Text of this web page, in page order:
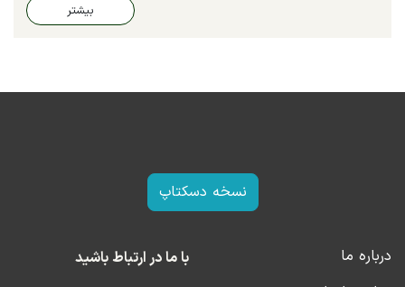
بیشتر
نسخه دسکتاپ
درباره ما
با ما در ارتباط باشید